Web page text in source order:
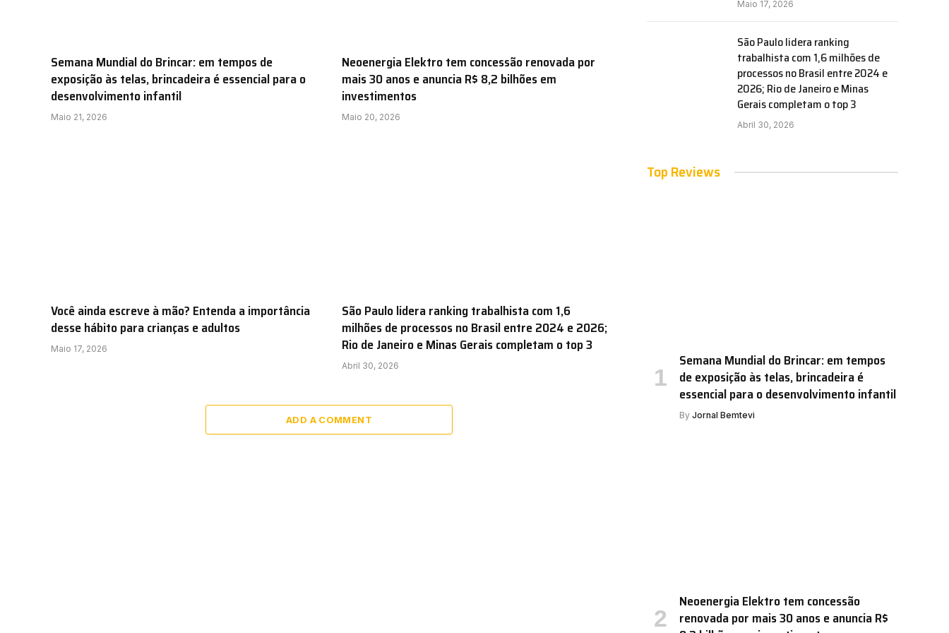
Semana Mundial do Brincar: em tempos de
exposição às telas, brincadeira é essencial para o
desenvolvimento infantil
Maio 21, 2026
Neoenergia Elektro tem concessão renovada por
mais 30 anos e anuncia R$ 8,2 bilhões em
investimentos
Maio 20, 2026
Você ainda escreve à mão? Entenda a importância
desse hábito para crianças e adultos
Maio 17, 2026
São Paulo lidera ranking trabalhista com 1,6
milhões de processos no Brasil entre 2024 e 2026;
Rio de Janeiro e Minas Gerais completam o top 3
Abril 30, 2026
ADD A COMMENT
Maio 17, 2026
São Paulo lidera ranking
trabalhista com 1,6 milhões de
processos no Brasil entre 2024 e
2026; Rio de Janeiro e Minas
Gerais completam o top 3
Abril 30, 2026
Top Reviews
Semana Mundial do Brincar: em tempos
de exposição às telas, brincadeira é
essencial para o desenvolvimento infantil
By Jornal Bemtevi
Neoenergia Elektro tem concessão
renovada por mais 30 anos e anuncia R$